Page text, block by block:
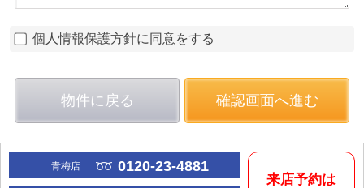
個人情報保護方針に同意をする
物件に戻る 確認画面へ進む
青梅店 0120-23-4881
来店予約は